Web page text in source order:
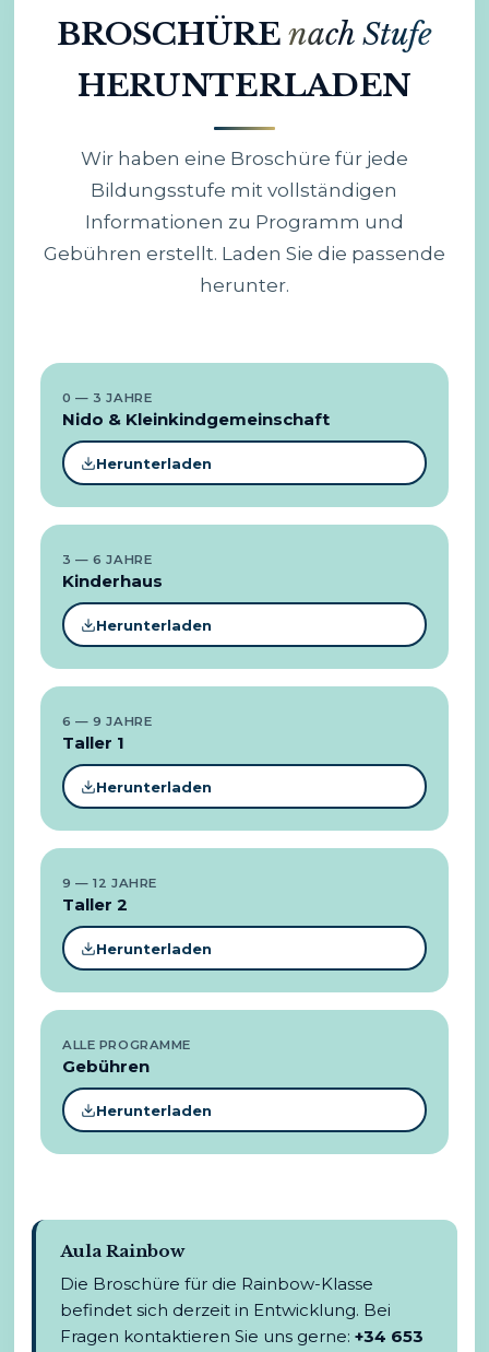
BROSCHÜREnach Stufe
HERUNTERLADEN
Wir haben eine Broschüre für jede
Bildungsstufe mit vollständigen
Informationen zu Programm und
Gebühren erstellt. Laden Sie die passende
herunter.
0 — 3 JAHRE
Nido & Kleinkindgemeinschaft
Herunterladen
3 — 6 JAHRE
Kinderhaus
Herunterladen
6 — 9 JAHRE
Taller 1
Herunterladen
9 — 12 JAHRE
Taller 2
Herunterladen
ALLE PROGRAMME
Gebühren
Herunterladen
Aula Rainbow
Die Broschüre für die Rainbow-Klasse
befindet sich derzeit in Entwicklung. Bei
Fragen kontaktieren Sie uns gerne:+34 653